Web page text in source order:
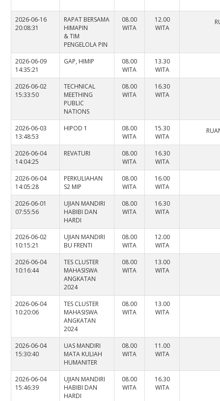
2026-06-16
20:08:31
RAPAT BERSAMA
HIMAPIN
& TIM
PENGELOLA PIN
08.00
WITA
12.00
WITA
2026-06-09
14:35:21
GAP, HIMIP
08.00
WITA
13.30
WITA
2026-06-02
15:33:50
TECHNICAL
MEETHING
PUBLIC
NATIONS
08.00
WITA
16.30
WITA
2026-06-03
13:48:53
HIPOD 1
08.00
WITA
15.30
WITA
2026-06-04
14:04:25
REVATURI
08.00
WITA
16.30
WITA
2026-06-04
14:05:28
PERKULIAHAN
S2 MIP
08.00
WITA
16.00
WITA
2026-06-01
07:55:56
UJIAN MANDIRI
HABIBI DAN
HARDI
08.00
WITA
16.30
WITA
2026-06-02
10:15:21
UJIAN MANDIRI
BU FRENTI
08.00
WITA
12.00
WITA
2026-06-04
10:16:44
TES CLUSTER
MAHASISWA
ANGKATAN
2024
08.00
WITA
13.00
WITA
2026-06-04
10:20:06
TES CLUSTER
MAHASISWA
ANGKATAN
2024
08.00
WITA
13.00
WITA
2026-06-04
15:30:40
UAS MANDIRI
MATA KULIAH
HUMANITER
08.00
WITA
11.00
WITA
2026-06-04
15:46:39
UJIAN MANDIRI
HABIBI DAN
HARDI
08.00
WITA
16.30
WITA